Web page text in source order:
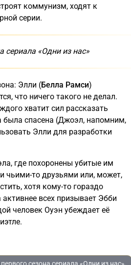
коммунизм, ходят к
серии.
сериала «Одни из нас»
Элли (Белла Рамси)
что ничего такого не делал.
хватит сил рассказать
была спасена (Джоэл, напомним,
Элли для разработки
где похоронены убитые им
чьими-то друзьями или, может,
хотя кому-то гораздо
всех призывает Эбби
человек Оуэн убеждает её